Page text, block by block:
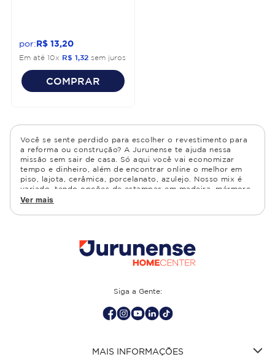
R$ 13 20
Em até 10x R$ 1 32 sem juros
COMPRAR
Você se sente perdido para escolher o revestimento para
a reforma ou construção? A Jurunense te ajuda nessa
missão sem sair de casa. Só aqui você vai economizar
tempo e dinheiro, além de encontrar online o melhor em
piso, lajota, cerâmica, porcelanato, azulejo. Nosso mix é
variado, tendo opções de estampas em madeira, mármore,
granito, cimento, geométrico, e muito mais Confira as
cozinha, quarto, sala de estar.
Ver mais
Siga a Gente:
MAIS INFORMAÇÕES